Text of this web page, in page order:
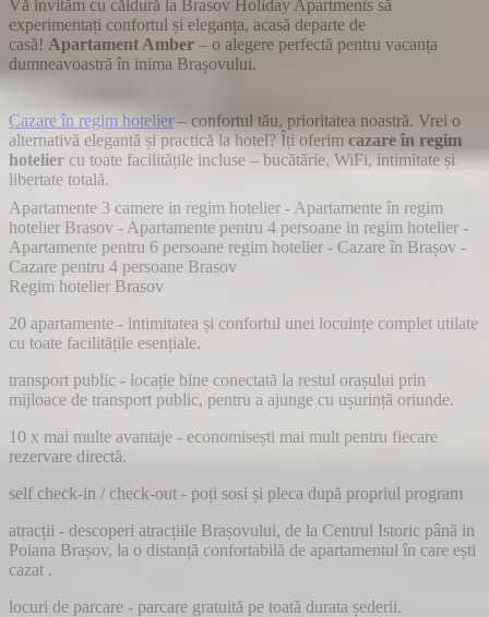
Vă invităm cu căldură la Brasov Holiday Apartments să
experimentați confortul și eleganța, acasă departe de
casă! Apartament Amber – o alegere perfectă pentru vacanța
dumneavoastră în inima Brașovului.
Cazare în regim hotelier – confortul tău, prioritatea noastră. Vrei o
alternativă elegantă și practică la hotel? Îți oferim cazare în regim
hotelier cu toate facilitățile incluse – bucătărie, WiFi, intimitate și
libertate totală.
Apartamente 3 camere in regim hotelier - Apartamente în regim
hotelier Brasov - Apartamente pentru 4 persoane in regim hotelier -
Apartamente pentru 6 persoane regim hotelier - Cazare în Brașov -
Cazare pentru 4 persoane Brasov
Regim hotelier Brasov
20 apartamente - intimitatea și confortul unei locuințe complet utilate
cu toate facilitățile esențiale.
transport public - locație bine conectată la restul orașului prin
mijloace de transport public, pentru a ajunge cu ușurință oriunde.
10 x mai multe avantaje - economisești mai mult pentru fiecare
rezervare directă.
self check-in / check-out - poți sosi și pleca după propriul program
atracții - descoperi atracțiile Brașovului, de la Centrul Istoric până in
Poiana Brașov, la o distanță confortabilă de apartamentul în care ești
cazat .
locuri de parcare - parcare gratuită pe toată durata șederii.